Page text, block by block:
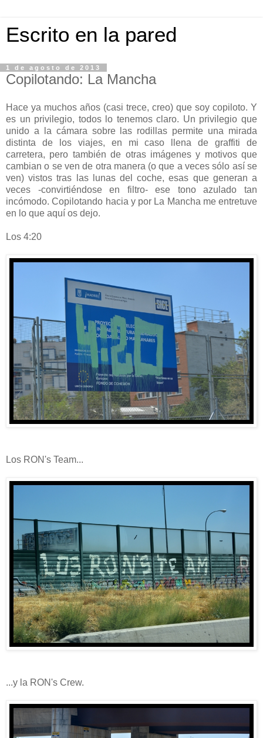
Escrito en la pared
1 de agosto de 2013
Copilotando: La Mancha
Hace ya muchos años (casi trece, creo) que soy copiloto. Y
es un privilegio, todos lo tenemos claro. Un privilegio que
unido a la cámara sobre las rodillas permite una mirada
distinta de los viajes, en mi caso llena de graffiti de
carretera, pero también de otras imágenes y motivos que
cambian o se ven de otra manera (o que a veces sólo así se
ven) vistos tras las lunas del coche, esas que generan a
veces -convirtiéndose en filtro- ese tono azulado tan
incómodo. Copilotando hacia y por La Mancha me entretuve
en lo que aquí os dejo.
Los 4:20
Los RON's Team...
...y la RON's Crew.